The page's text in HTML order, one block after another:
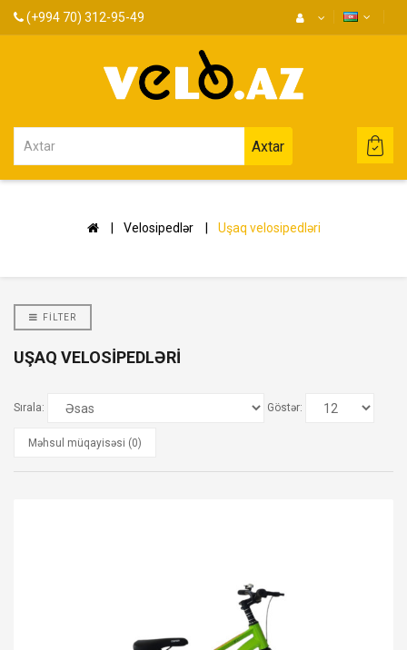
(+994 70) 312-95-49
Axtar
Velosipedlər Uşaq velosipedləri
FILTER
UŞAQ VELOSIPEDLƏRI
Sırala: Göstər:
Məhsul müqayisəsi (0)